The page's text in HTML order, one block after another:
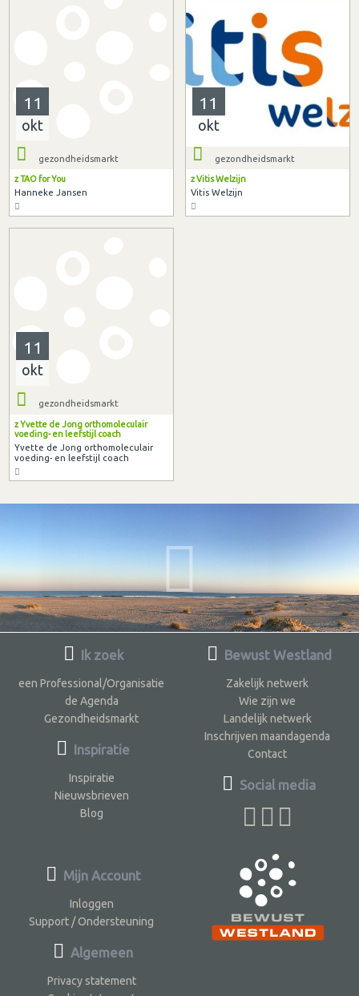
11
okt
gezondheidsmarkt
z TAO for You
Hanneke Jansen
11
okt
gezondheidsmarkt
z Vitis Welzijn
Vitis Welzijn
11
okt
gezondheidsmarkt
z Yvette de Jong orthomoleculair
voeding- en leefstijl coach
Yvette de Jong orthomoleculair
voeding- en leefstijl coach
Ik zoek
een Professional/Organisatie
de Agenda
Gezondheidsmarkt
Inspiratie
Inspiratie
Nieuwsbrieven
Blog
Bewust Westland
Zakelijk netwerk
Wie zijn we
Landelijk netwerk
Inschrijven maandagenda
Contact
Social media
Mijn Account
Inloggen
Support / Ondersteuning
Algemeen
Privacy statement